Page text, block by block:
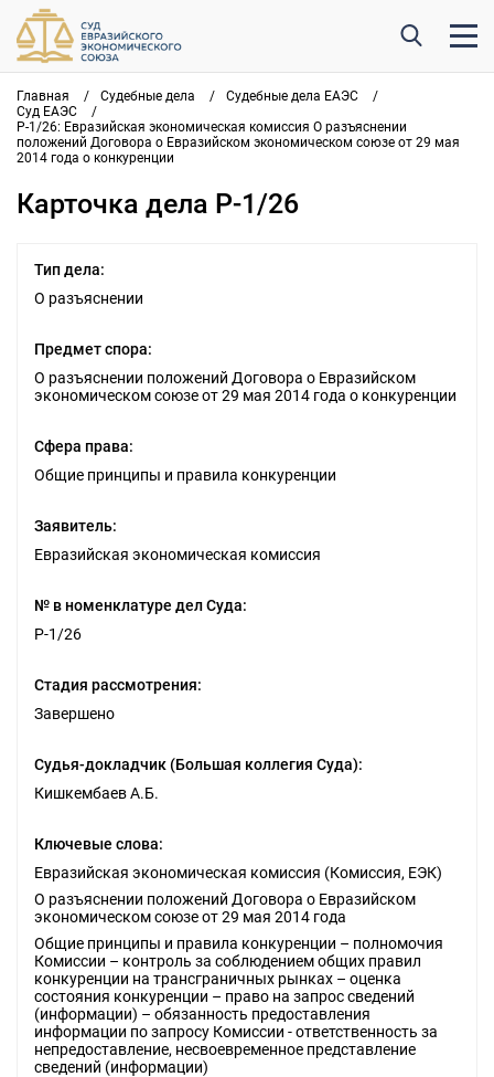
Главная / Судебные дела / Судебные дела ЕАЭС
/
Суд ЕАЭС
/
Р-1/26: Евразийская экономическая комиссия О разъяснении
положений Договора о Евразийском экономическом союзе от 29 мая
2014 года о конкуренции
Карточка дела Р-1/26
Тип дела:
О разъяснении
Предмет спора:
О разъяснении положений Договора о Евразийском
экономическом союзе от 29 мая 2014 года о конкуренции
Сфера права:
Общие принципы и правила конкуренции
Заявитель:
Евразийская экономическая комиссия
№ в номенклатуре дел Суда:
Р-1/26
Стадия рассмотрения:
Завершено
Судья-докладчик (Большая коллегия Суда):
Кишкембаев А.Б.
Ключевые слова:
Евразийская экономическая комиссия (Комиссия, ЕЭК)
О разъяснении положений Договора о Евразийском
экономическом союзе от 29 мая 2014 года
Общие принципы и правила конкуренции – полномочия
Комиссии – контроль за соблюдением общих правил
конкуренции на трансграничных рынках – оценка
состояния конкуренции – право на запрос сведений
(информации) – обязанность предоставления
информации по запросу Комиссии - ответственность за
непредоставление, несвоевременное представление
сведений (информации)